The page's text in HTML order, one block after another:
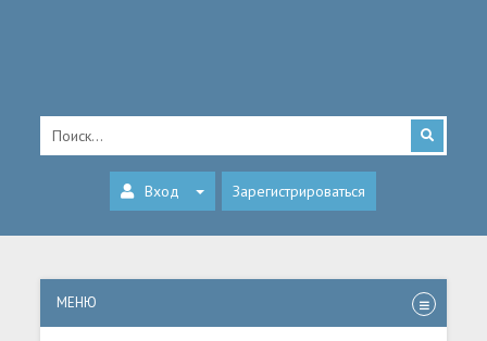
Вход Зарегистрироваться
МЕНЮ